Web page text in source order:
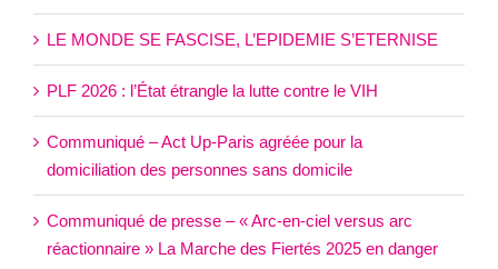
LE MONDE SE FASCISE, L’EPIDEMIE S’ETERNISE
PLF 2026 : l’État étrangle la lutte contre le VIH
Communiqué – Act Up-Paris agréée pour la
domiciliation des personnes sans domicile
Communiqué de presse – « Arc-en-ciel versus arc
réactionnaire » La Marche des Fiertés 2025 en danger